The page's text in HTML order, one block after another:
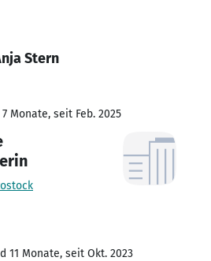
Stern
Monate, seit Feb. 2025
11 Monate, seit Okt. 2023